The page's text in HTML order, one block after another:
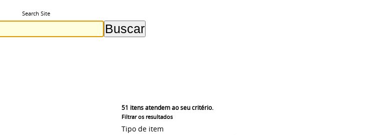
Search Site
51 itens atendem ao seu critério.
Filtrar os resultados
Tipo de item